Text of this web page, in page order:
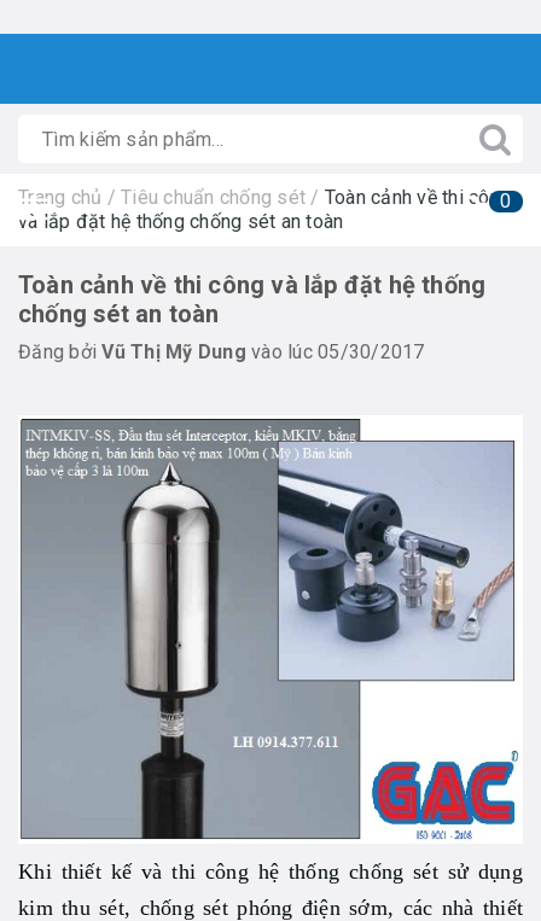
0
Trang chủ / Tiêu chuẩn chống sét / Toàn cảnh về thi công
và lắp đặt hệ thống chống sét an toàn
Toàn cảnh về thi công và lắp đặt hệ thống
chống sét an toàn
Đăng bởiVũ Thị Mỹ Dung vào lúc 05/30/2017
Khi thiết kế và thi công hệ thống chống sét sử dụng
kim thu sét, chống sét phóng điện sớm, các nhà thiết